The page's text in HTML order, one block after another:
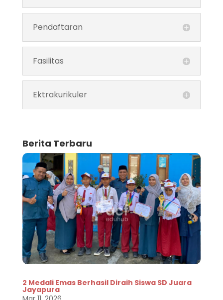
Pendaftaran
Fasilitas
Ektrakurikuler
Berita Terbaru
2 Medali Emas Berhasil Diraih Siswa SD Juara
Jayapura